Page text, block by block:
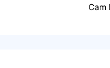
Cam